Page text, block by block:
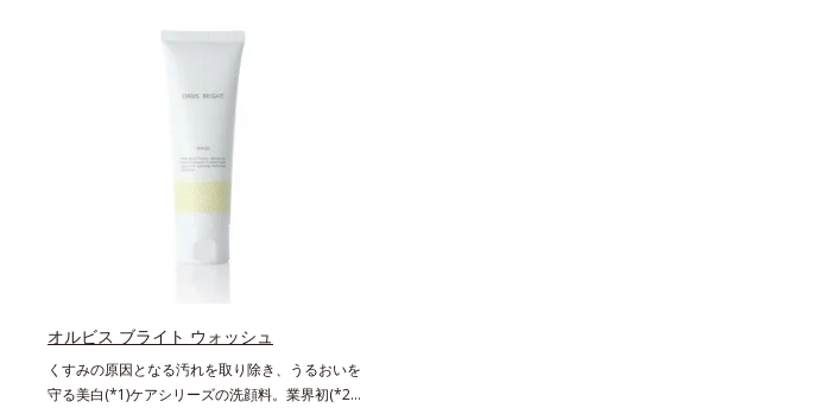
オルビス ブライト ウォッシュ
くすみの原因となる汚れを取り除き、うるおいを
守る美白(*1)ケアシリーズの洗顔料。業界初(*2)